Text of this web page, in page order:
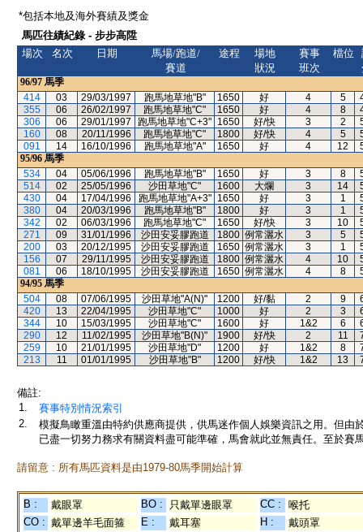
*包括本地及海外賽績及獎金
馬匹往績紀錄 - 步步高陞
場次
名次 日期
馬場/跑道/
賽道
途程
場地
狀況
賽事
班次
檔位
96/97 馬季
414
03 29/03/1997 跑馬地草地"B" 1650 好 4 5
355
06 26/02/1997 跑馬地草地"C" 1650 好 4 8
306
06 29/01/1997 跑馬地草地"C+3" 1650 好/快 3 2
160
08 20/11/1996 跑馬地草地"C" 1800 好/快 4 5
091
14 16/10/1996 跑馬地草地"A" 1650 好 4 12
95/96 馬季
534
04 05/06/1996 跑馬地草地"B" 1650 好 3 8
514
02 25/05/1996 沙田草地"C" 1600 大爛 3 14
430
04 17/04/1996 跑馬地草地"A+3" 1650 好 3 1
380
04 20/03/1996 跑馬地草地"B" 1800 好 3 1
342
02 06/03/1996 跑馬地草地"C" 1650 好/快 3 10
271
09 31/01/1996 沙田安妥膠跑道 1800 例常灑水 3 5
200
03 20/12/1995 沙田安妥膠跑道 1650 例常灑水 3 1
156
07 29/11/1995 沙田安妥膠跑道 1800 例常灑水 4 10
081
06 18/10/1995 沙田安妥膠跑道 1650 例常灑水 4 8
94/95 馬季
504
08 07/06/1995 沙田草地"A(N)" 1200 好/黏 2 9
420
13 22/04/1995 沙田草地"C" 1000 好 2 3
344
10 15/03/1995 沙田草地"C" 1600 好 1&2 6
290
12 11/02/1995 沙田草地"B(N)" 1900 好/快 2 11
259
10 21/01/1995 沙田草地"D" 1200 好 1&2 8
213
11 01/01/1995 沙田草地"B" 1200 好/快 1&2 13
備註:
1.
賽事特別情況索引
2.
模擬鳥瞰重溫由特約供應商提供，供馬迷作個人娛樂資訊之用。但
已盡一切努力務求有關資料盡可能準確，馬會就此並無責任。至於賽
請留意 : 所有馬匹資料是由1979-80馬季開始計算
B : 戴眼罩 BO : 只戴單邊眼罩 CC :
喉托
CO : 戴單邊羊毛面箍 E : 戴耳塞 H :
戴頭罩